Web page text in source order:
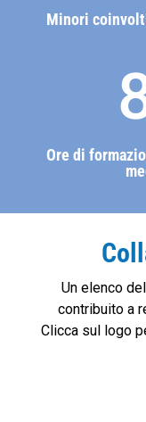
Minori
Ore di
Un elenco
contribuito a
Clicca sul logo